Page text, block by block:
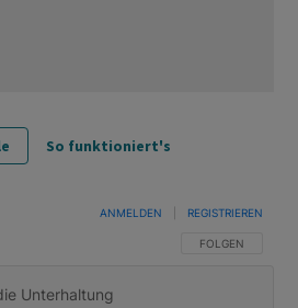
So funktioniert's
FOLGE DIESER
FOLGEN
ANMELDEN REGISTRIEREN